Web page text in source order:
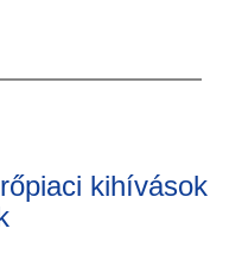
kihívások